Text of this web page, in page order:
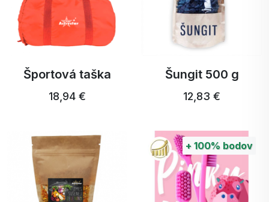
Športová taška
18,94 €
Šungit 500 g
12,83 €
+ 100% bodov